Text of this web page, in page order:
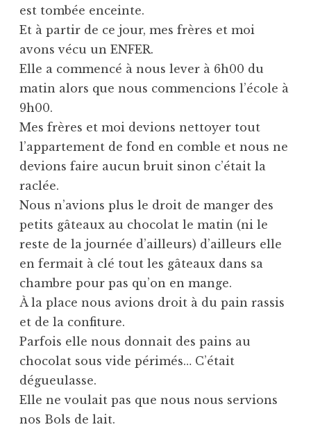
est tombée enceinte.
Et à partir de ce jour, mes frères et moi
avons vécu un ENFER.
Elle a commencé à nous lever à 6h00 du
matin alors que nous commencions l’école à
9h00.
Mes frères et moi devions nettoyer tout
l’appartement de fond en comble et nous ne
devions faire aucun bruit sinon c’était la
raclée.
Nous n’avions plus le droit de manger des
petits gâteaux au chocolat le matin (ni le
reste de la journée d’ailleurs) d’ailleurs elle
en fermait à clé tout les gâteaux dans sa
chambre pour pas qu’on en mange.
À la place nous avions droit à du pain rassis
et de la confiture.
Parfois elle nous donnait des pains au
chocolat sous vide périmés… C’était
dégueulasse.
Elle ne voulait pas que nous nous servions
nos Bols de lait.